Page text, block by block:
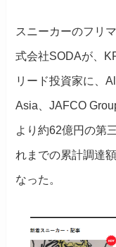
スニーカーのフリ
式会社SODAが、
リード投資家に、
Asia、JAFCO
より約62億円の第
れまでの累計調達
なった。